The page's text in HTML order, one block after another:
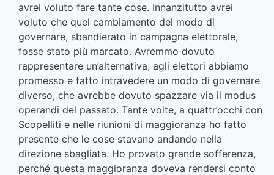
avrei voluto fare tante cose. Innanzitutto avrei
voluto che quel cambiamento del modo di
governare, sbandierato in campagna elettorale,
fosse stato più marcato. Avremmo dovuto
rappresentare un’alternativa; agli elettori abbiamo
promesso e fatto intravedere un modo di governare
diverso, che avrebbe dovuto spazzare via il modus
operandi del passato. Tante volte, a quattr’occhi con
Scopelliti e nelle riunioni di maggioranza ho fatto
presente che le cose stavano andando nella
direzione sbagliata. Ho provato grande sofferenza,
perché questa maggioranza doveva rendersi conto